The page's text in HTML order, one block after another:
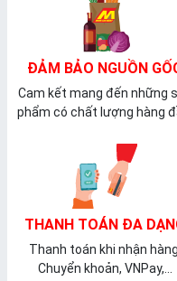
ĐẢM BẢO NGUỒN
Cam kết mang đến những
phẩm có chất lượng hàng
THANH TOÁN ĐA
Thanh toán khi nhận
Chuyển khoản, VNPay,...